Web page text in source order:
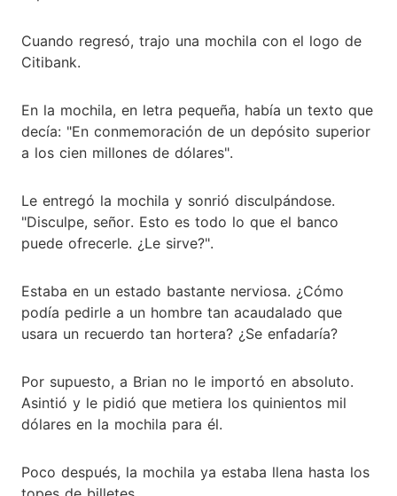
Cuando regresó, trajo una mochila con el logo de
Citibank.
En la mochila, en letra pequeña, había un texto que
decía: "En conmemoración de un depósito superior
a los cien millones de dólares".
Le entregó la mochila y sonrió disculpándose.
"Disculpe, señor. Esto es todo lo que el banco
puede ofrecerle. ¿Le sirve?".
Estaba en un estado bastante nerviosa. ¿Cómo
podía pedirle a un hombre tan acaudalado que
usara un recuerdo tan hortera? ¿Se enfadaría?
Por supuesto, a Brian no le importó en absoluto.
Asintió y le pidió que metiera los quinientos mil
dólares en la mochila para él.
Poco después, la mochila ya estaba llena hasta los